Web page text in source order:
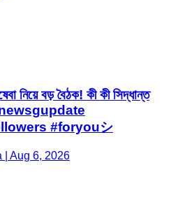
নিয়ে বড় বৈঠক! কী কী সিদ্ধান্ত
#newsgupdate
#foryouシ
| Aug 6, 2026